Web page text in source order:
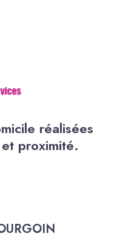
réalisées
proximité.